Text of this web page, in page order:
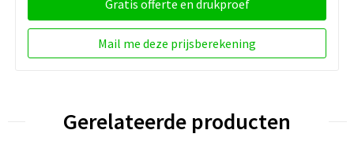
Gratis offerte en drukproef
Mail me deze prijsberekening
Gerelateerde producten